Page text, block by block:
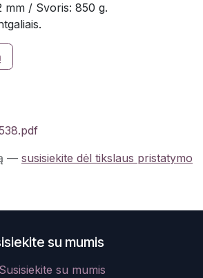
mm / Svoris: 850 g.
— susisiekite dėl tikslaus pristatymo
su mumis
Susisiekite su mumis